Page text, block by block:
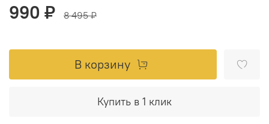
990 ₽ 8 495 ₽
В корзину
Купить в 1 клик